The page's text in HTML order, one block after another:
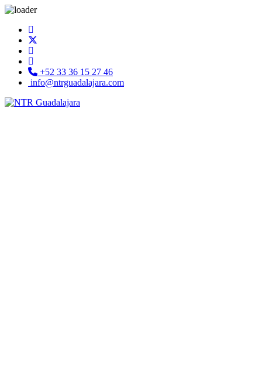
+52 33 36 15 27 46
info@ntrguadalajara.com